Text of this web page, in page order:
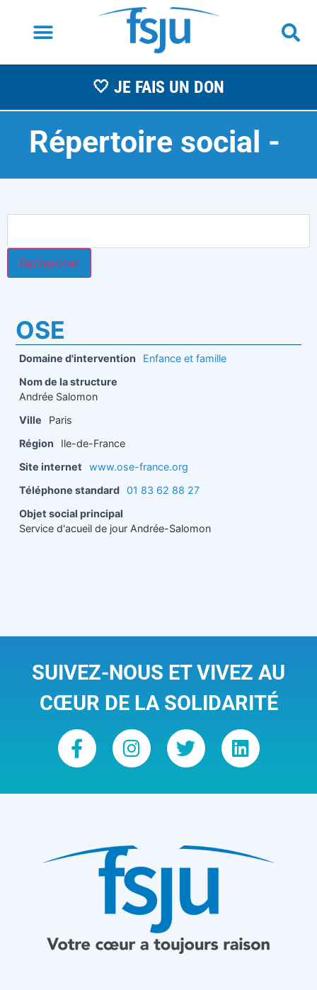
🤍 JE FAIS UN DON
Répertoire social -A
OSE
Domaine d'intervention
Enfance et famille
Nom de la structure
Andrée Salomon
Ville
Paris
Région
Ile-de-France
Site internet
www.ose-france.org
Téléphone standard 01 83 62 88 27
Objet social principal
Service d'acueil de jour Andrée-Salomon
SUIVEZ-NOUS ET VIVEZ AU
CŒUR DE LA SOLIDARITÉ